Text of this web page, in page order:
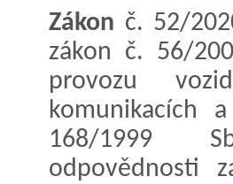
Zákon č. 52/
zákon č. 56/
provozu
komunikacích
168/1999
odpovědnosti